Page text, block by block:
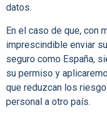
datos.
En el caso de que, con
imprescindible enviar
seguro como España,
su permiso y
que reduzcan los
personal a otro país.